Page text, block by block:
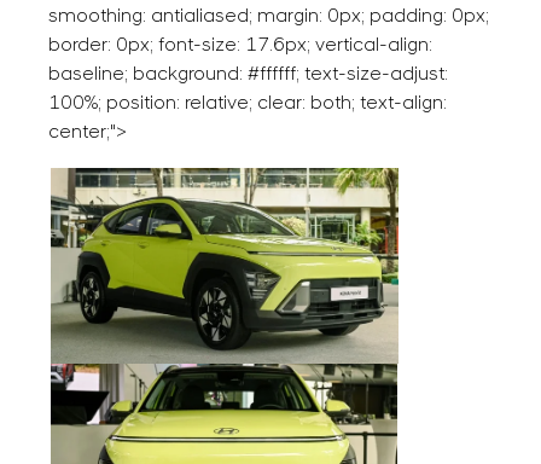
smoothing: antialiased; margin: 0px; padding: 0px;
border: 0px; font-size: 17.6px; vertical-align:
baseline; background: #ffffff; text-size-adjust:
100%; position: relative; clear: both; text-align:
center;">